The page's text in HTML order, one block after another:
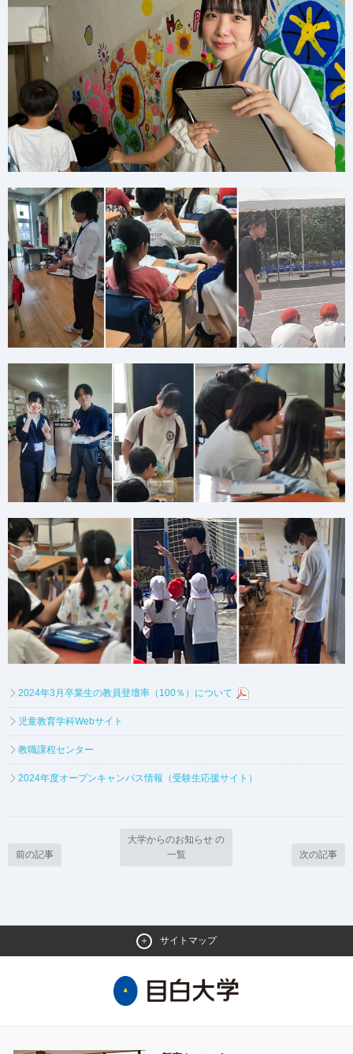
2024年3月卒業生の教員登壇率（100％）について
児童教育学科Webサイト
教職課程センター
2024年度オープンキャンパス情報（受験生応援サイト）
前の記事
大学からのお知らせ の
一覧
次の記事
サイトマップ